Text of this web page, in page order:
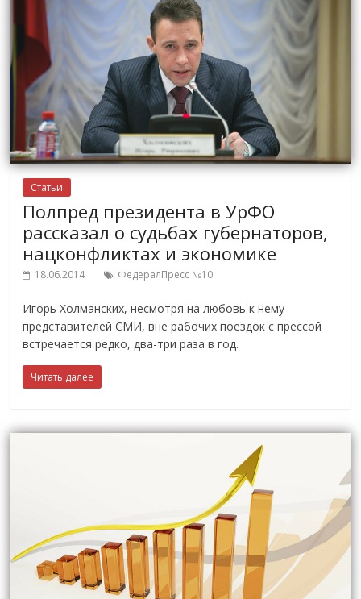
Статьи
Полпред президента в УрФО
рассказал о судьбах губернаторов,
нацконфликтах и экономике
18.06.2014 ФедералПресс №10
Игорь Холманских, несмотря на любовь к нему
представителей СМИ, вне рабочих поездок с прессой
встречается редко, два-три раза в год.
Читать далее